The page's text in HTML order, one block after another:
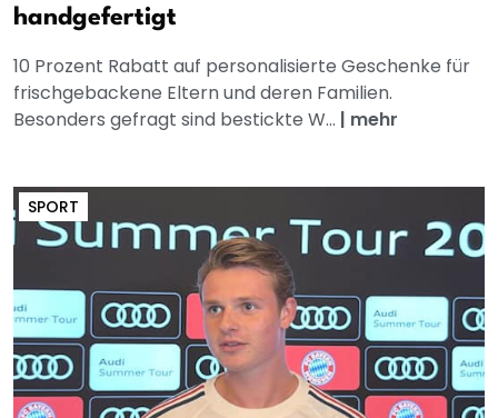
handgefertigt
10 Prozent Rabatt auf personalisierte Geschenke für
frischgebackene Eltern und deren Familien.
Besonders gefragt sind bestickte W... | mehr
SPORT